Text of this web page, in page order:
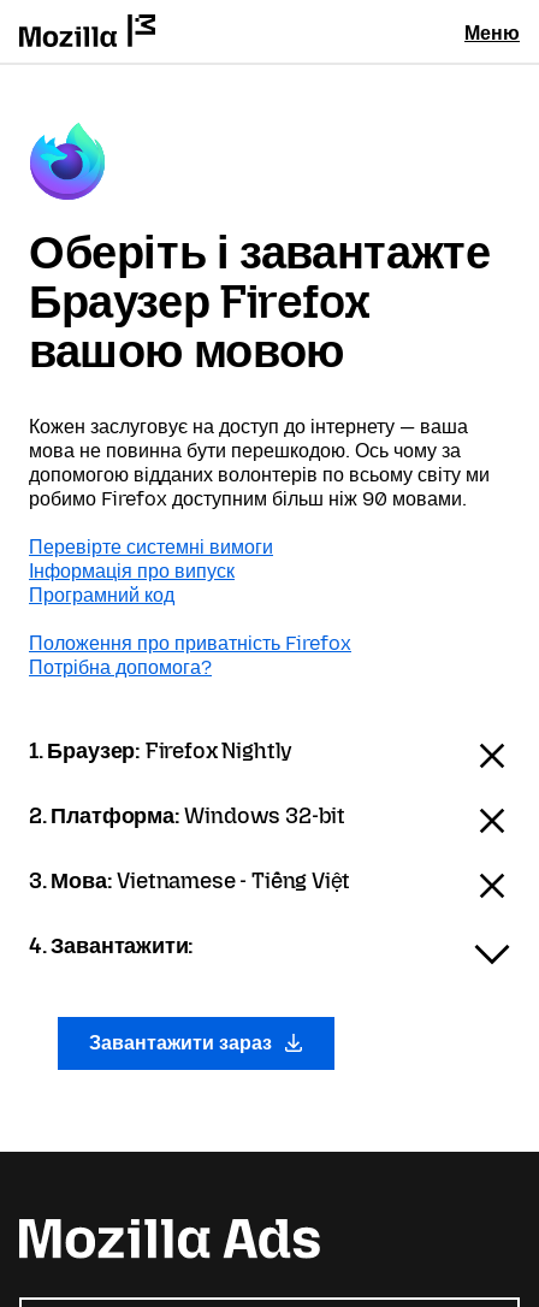
Меню
Оберіть і завантажте
Браузер Firefox
вашою мовою
Кожен заслуговує на доступ до інтернету — ваша
мова не повинна бути перешкодою. Ось чому за
допомогою відданих волонтерів по всьому світу ми
робимо Firefox доступним більш ніж 90 мовами.
Перевірте системні вимоги
Інформація про випуск
Програмний код
Положення про приватність Firefox
Потрібна допомога?
1. Браузер: Firefox Nightly
2. Платформа:Windows 32-bit
3. Мова:Vietnamese - Tiếng Việt
4. Завантажити:
Завантажити зараз